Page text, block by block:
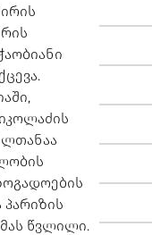
მას წვლილი.